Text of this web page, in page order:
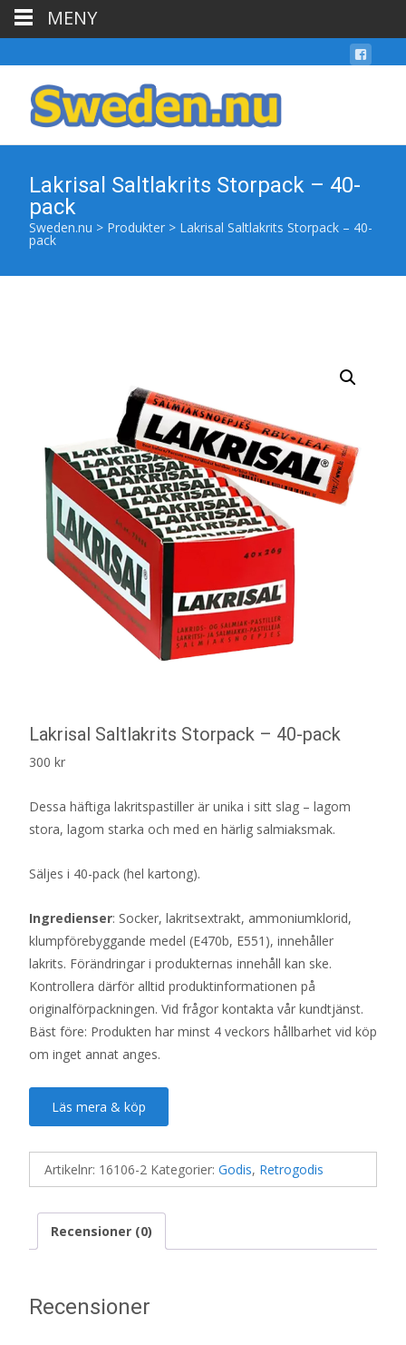
Lakrisal Saltlakrits Storpack – 40-
pack
Sweden.nu > Produkter > Lakrisal Saltlakrits Storpack – 40-
pack
Lakrisal Saltlakrits Storpack – 40-pack
300 kr
Dessa häftiga lakritspastiller är unika i sitt slag – lagom
stora, lagom starka och med en härlig salmiaksmak.
Säljes i 40-pack (hel kartong).
Ingredienser: Socker, lakritsextrakt, ammoniumklorid,
klumpförebyggande medel (E470b, E551), innehåller
lakrits. Förändringar i produkternas innehåll kan ske.
Kontrollera därför alltid produktinformationen på
originalförpackningen. Vid frågor kontakta vår kundtjänst.
Bäst före: Produkten har minst 4 veckors hållbarhet vid köp
om inget annat anges.
Läs mera & köp
Artikelnr: 16106-2 Kategorier: Godis, Retrogodis
Recensioner (0)
Recensioner
MENY